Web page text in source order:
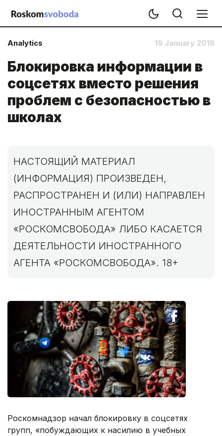
Analytics 19 January 2018
Блокировка информации в
соцсетях вместо решения
проблем с безопасностью в
школах
НАСТОЯЩИЙ МАТЕРИАЛ
(ИНФОРМАЦИЯ) ПРОИЗВЕДЕН,
РАСПРОСТРАНЕН И (ИЛИ) НАПРАВЛЕН
ИНОСТРАННЫМ АГЕНТОМ
«РОСКОМСВОБОДА» ЛИБО КАСАЕТСЯ
ДЕЯТЕЛЬНОСТИ ИНОСТРАННОГО
АГЕНТА «РОСКОМСВОБОДА». 18+
Роскомнадзор начал блокировку в соцсетях
групп, «побуждающих к насилию в учебных